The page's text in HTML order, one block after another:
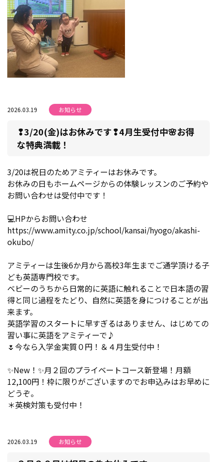
2026.03.19 お知らせ
❢3/20(金)はお休みです❢4月生受付中🌸お得
な特典満載！
3/20は祝日のためアミティーはお休みです。
お休みの日もホームページからの体験レッスンのご予約や
お問い合わせは受付中です！
💻HPからお問い合わせ
https://www.amity.co.jp/school/kansai/hyogo/akashi-
okubo/
アミティーは生後6か月から高校3年生までご通学頂ける子
ども英語専門校です。
ベビーのうちから日常的に英語に触れることで日本語の習
得と同じ過程をたどり、自然に英語を身につけることが出
来ます。
英語学習のスタートに早すぎるはありません、はじめての
習い事に英語をアミティーで♪
🌷今なら入学金実質０円！＆４月生受付中！
✨New！✨月２回のプライベートコース新登場！月額
12,100円！枠に限りがございますのでお申込みはお早めに
どうぞ。
＊英検対策も受付中！
2026.03.19 お知らせ